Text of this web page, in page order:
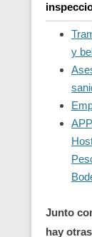
y
Junto
hay